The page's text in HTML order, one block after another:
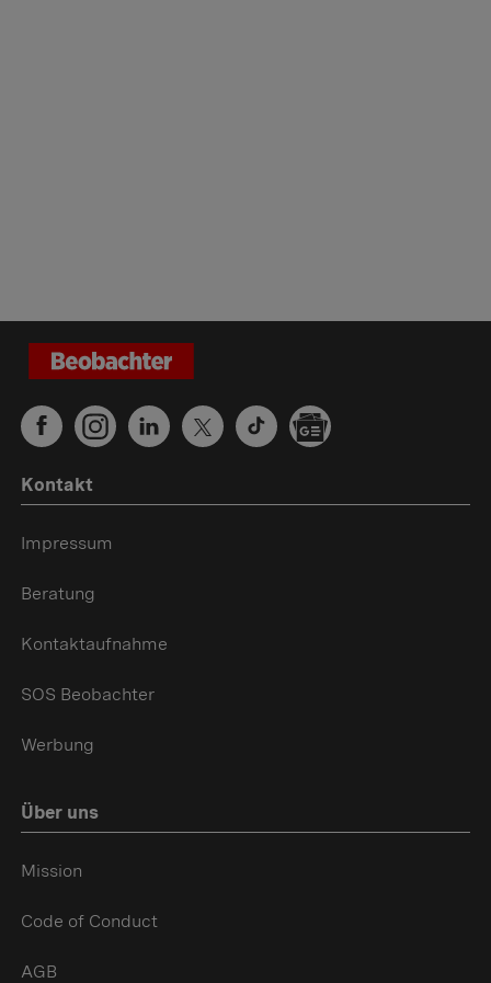
Kontakt
Impressum
Beratung
Kontaktaufnahme
SOS Beobachter
Werbung
Über uns
Mission
Code of Conduct
AGB